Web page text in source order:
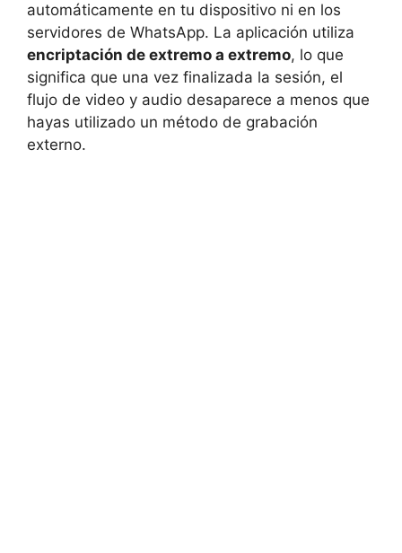
automáticamente en tu dispositivo ni en los
servidores de WhatsApp. La aplicación utiliza
encriptación de extremo a extremo, lo que
significa que una vez finalizada la sesión, el
flujo de video y audio desaparece a menos que
hayas utilizado un método de grabación
externo.